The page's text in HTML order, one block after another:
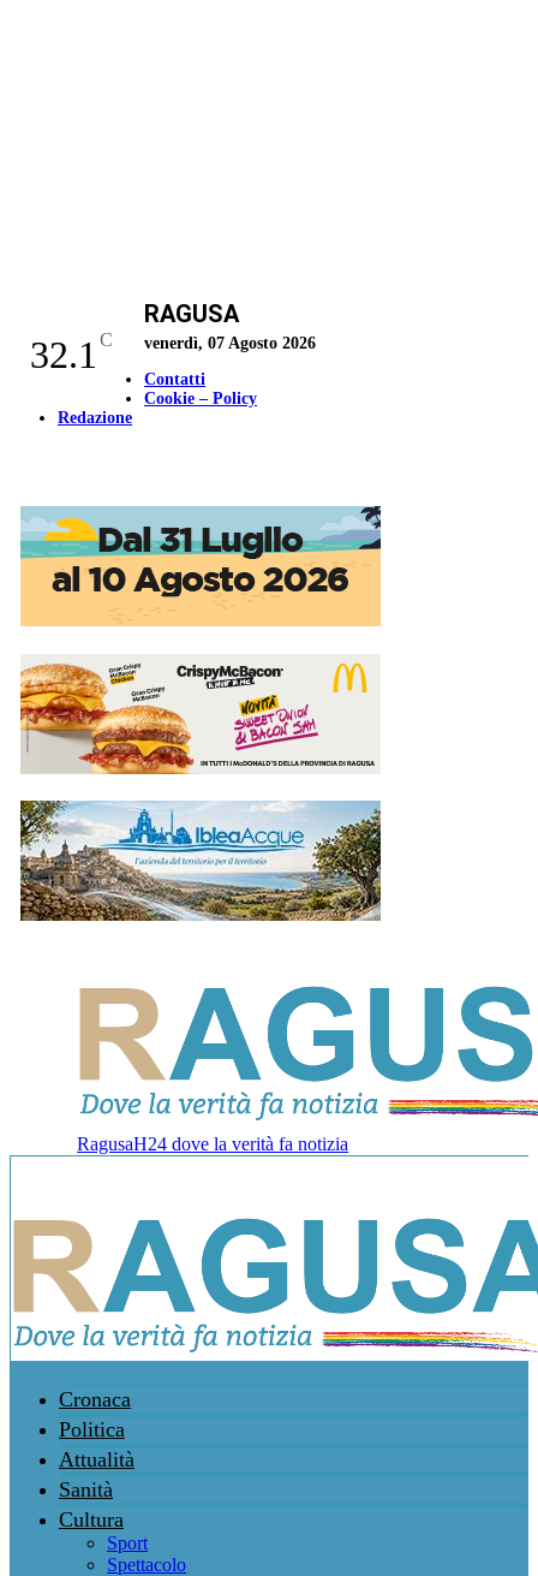
32.1 C
RAGUSA
venerdì, 07 Agosto 2026
Contatti
Cookie – Policy
Redazione
RagusaH24 dove la verità fa notizia
Cronaca
Politica
Attualità
Sanità
Cultura
Sport
Spettacolo